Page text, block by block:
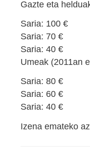
Gazte eta
Saria: 100 €
Saria: 70 €
Saria: 40 €
Umeak (2011an
Saria: 80 €
Saria: 60 €
Saria: 40 €
Izena emateko